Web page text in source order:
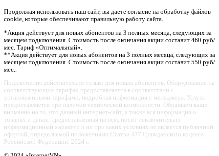
Продолжая использовать наш сайт, вы даете согласие на обработку файлов
cookie, которые обеспечивают правильную работу сайта.
*Акция действует для новых абонентов на 3 полных месяца, следующих за
месяцем подключения. Стоимость после окончания акции составит 460 руб/
мес. Тариф «Оптимальный».
**Акция действует для новых абонентов на 3 полных месяца, следующих за
месяцем подключения. Стоимость после окончания акции составит 550 руб/
мес..
Подключение действительно только для новых абонентов. Оборудование на
соответствующих тарифах предоставляется в соответствии с
установленными тарифами, подробная информация у менеджера. Услуга
предоставляется при наличии технической возможности. Обращаем ваше
внимание на то, что данный интернет-сайт, а также вся информация о
товарах и ценах, предоставленная на нём, носит исключительно
информационный характер и ни при каких условиях не является публичной
офертой, определяемой положениями Статьи 437 Гражданского кодекса
Российской Федерации. 2024 г.